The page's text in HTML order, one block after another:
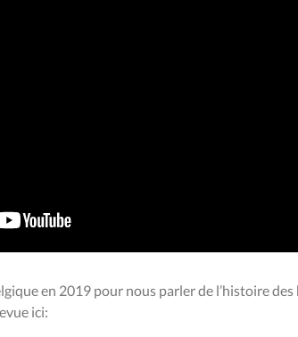
en 2019 pour nous parler de l’histoire
ici: